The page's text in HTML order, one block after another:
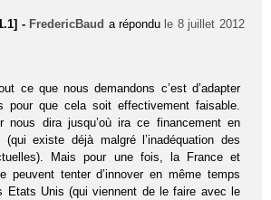
- FredericBaud a répondu le 8 juillet 2012
ce que nous demandons c’est d’adapter
pour que cela soit effectivement faisable.
nous dira jusqu’où ira ce financement en
(qui existe déjà malgré l’inadéquation des
Mais pour une fois, la France et
peuvent tenter d’innover en même temps
Etats Unis (qui viennent de le faire avec le